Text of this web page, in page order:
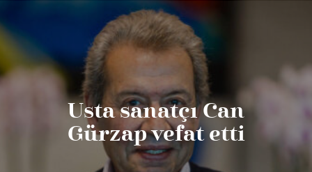
Usta sanatçı Can
Gürzap vefat etti